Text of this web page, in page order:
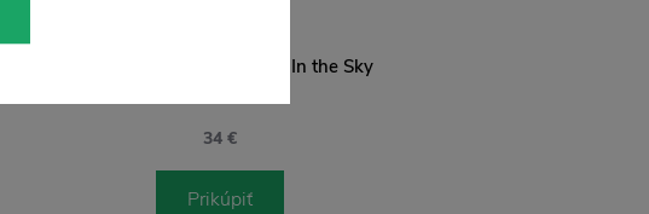
Detská jedálenská súprava In the Sky
34 €
Prikúpiť